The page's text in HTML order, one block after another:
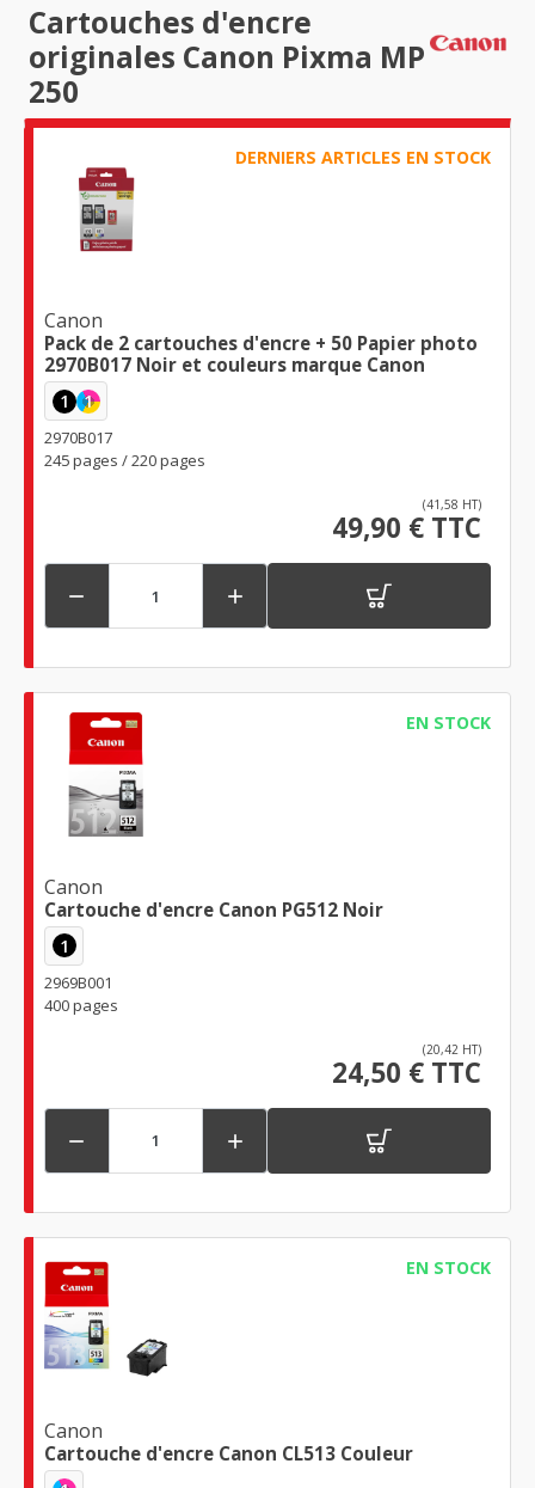
Cartouches d'encre
originales Canon Pixma MP
250
DERNIERS ARTICLES EN STOCK
Canon
Pack de 2 cartouches d'encre + 50 Papier photo
2970B017 Noir et couleurs marque Canon
1 1
2970B017
245 pages / 220 pages
(41,58 HT)
49,90 € TTC
 
EN STOCK
Canon
Cartouche d'encre Canon PG512 Noir
1
2969B001
400 pages
(20,42 HT)
24,50 € TTC
 
EN STOCK
Canon
Cartouche d'encre Canon CL513 Couleur